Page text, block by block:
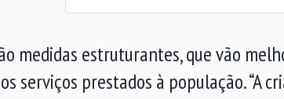
medidas estruturantes, que vão
serviços prestados à população. “A